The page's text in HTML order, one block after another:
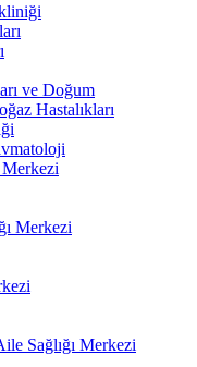
ve Doğum
Hastalıkları
Merkezi
Sağlığı Merkezi